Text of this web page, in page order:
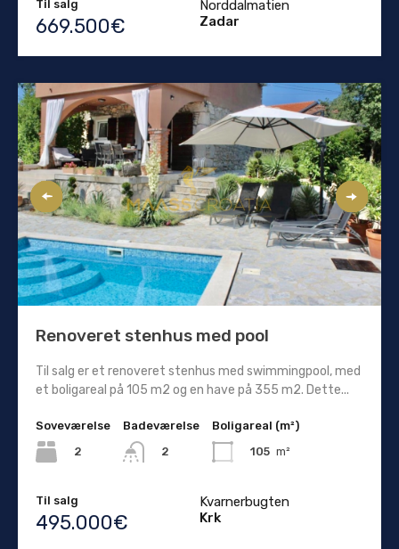
Til salg
669.500€
Norddalmatien
Zadar
Renoveret stenhus med pool
Til salg er et renoveret stenhus med swimmingpool, med
et boligareal på 105 m2 og en have på 355 m2. Dette...
Soveværelse
2
Badeværelse
2
Boligareal (m²)
105 m²
Til salg
495.000€
Kvarnerbugten
Krk